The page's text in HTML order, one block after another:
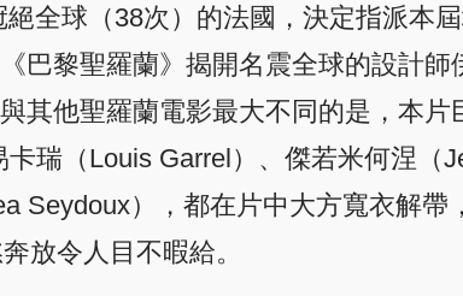
全球（38次）的法國，決定指派本
巴黎聖羅蘭》揭開名震全球的設計師
其他聖羅蘭電影最大不同的是，本片
瑞（Louis Garrel）、傑若米何涅（
Seydoux），都在片中大方寬衣解帶
放令人目不暇給。